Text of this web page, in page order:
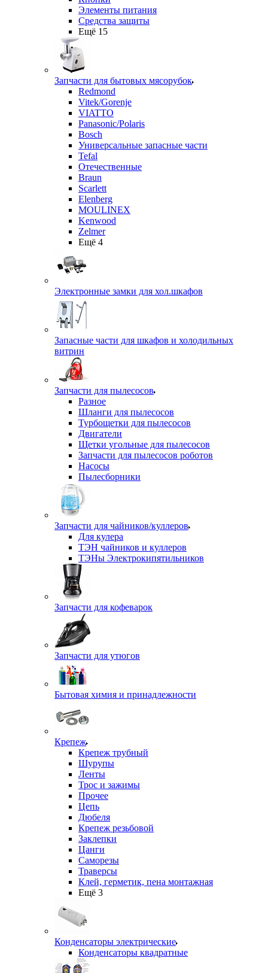
Элементы питания
Средства защиты
Ещё 15
Запчасти для бытовых мясорубок
Redmond
Vitek/Gorenje
VIATTO
Panasonic/Polaris
Bosch
Универсальные запасные части
Tefal
Отечественные
Braun
Scarlett
Elenberg
MOULINEX
Kenwood
Zelmer
Ещё 4
Электронные замки для хол.шкафов
Запасные части для шкафов и холодильных
витрин
Запчасти для пылесосов
Разное
Шланги для пылесосов
Турбощетки для пылесосов
Двигатели
Щетки угольные для пылесосов
Запчасти для пылесосов роботов
Насосы
Пылесборники
Запчасти для чайников/куллеров
Для кулера
ТЭН чайников и куллеров
ТЭНы Электрокипятильников
Запчасти для кофеварок
Запчасти для утюгов
Бытовая химия и принадлежности
Крепеж
Крепеж трубный
Шурупы
Ленты
Трос и зажимы
Прочее
Цепь
Дюбеля
Крепеж резьбовой
Заклепки
Цанги
Саморезы
Траверсы
Клей, герметик, пена монтажная
Ещё 3
Конденсаторы электрические
Конденсаторы квадратные